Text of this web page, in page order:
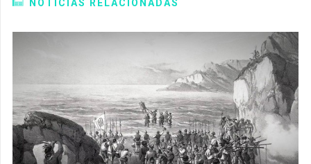
NOTICIAS RELACIONADAS